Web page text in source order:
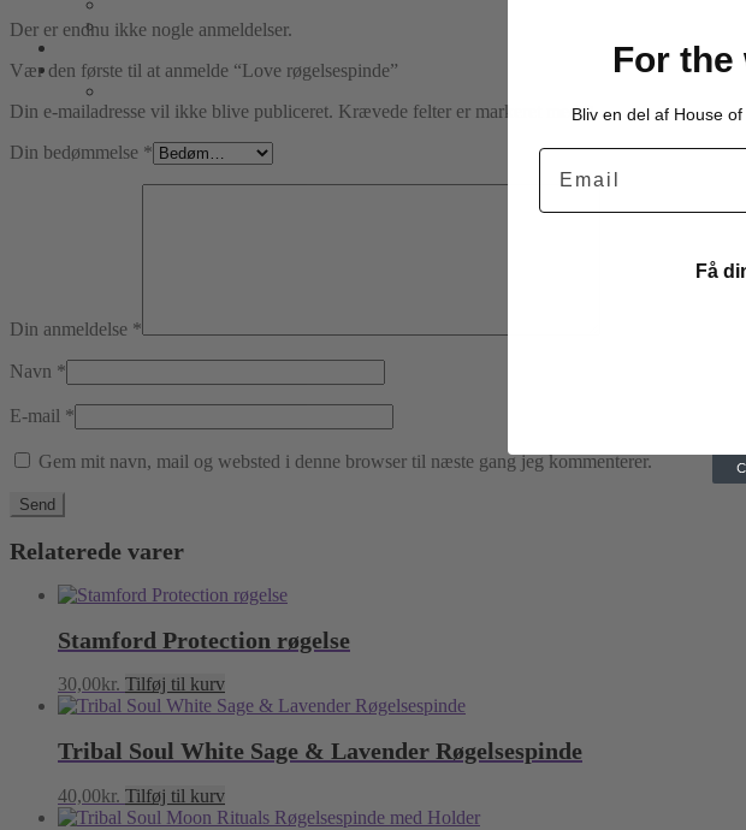
Der er endnu ikke nogle anmeldelser.
Vær den første til at anmelde “Love røgelsespinde”
Din e-mailadresse vil ikke blive publiceret. Krævede felter er markeret med*
Din bedømmelse *
Din anmeldelse *
Navn *
E-mail *
Gem mit navn, mail og websted i denne browser til næste gang jeg kommenterer.
Relaterede varer
Stamford Protection røgelse
30,00kr. Tilføj til kurv
Tribal Soul White Sage & Lavender Røgelsespinde
40,00kr. Tilføj til kurv
For the
Bliv en del af House
Email
Få